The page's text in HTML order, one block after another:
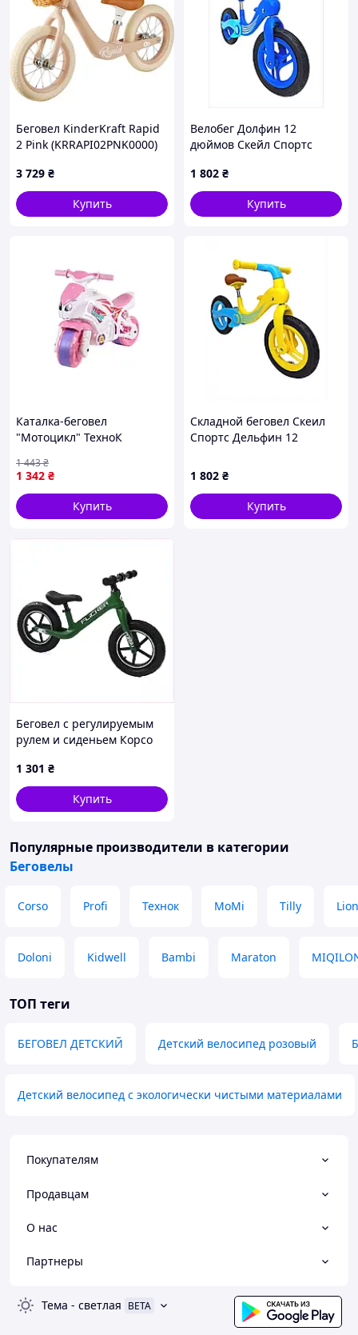
Беговел KinderKraft Rapid
2 Pink (KRRAPI02PNK0000)
3 729 ₴
Купить
Велобег Долфин 12
дюймов Скейл Спортс
8975H8M37T
1 802 ₴
Купить
Каталка-беговел
"Мотоцикл" ТехноК
Sara
1 342 ₴
1 443₴
Купить
Складной беговел Скеил
Спортс Дельфин 12
1 802 ₴
Купить
Беговел с регулируемым
рулем и сиденьем Корсо
1 301 ₴
Купить
Популярные производители в категории
Беговелы
Corso Profi Технок MoMi Tilly
Doloni Kidwell Bambi Maraton
ТОП теги
БЕГОВЕЛ ДЕТСКИЙ Детский велосипед розовый
Детский велосипед с экологически чистыми материалами
Покупателям
Продавцам
О нас
Партнеры
Тема - светлая BETA